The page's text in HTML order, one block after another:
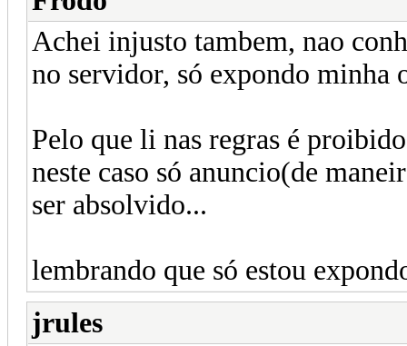
Achei injusto tambem, nao
no servidor, só expondo minha
Pelo que li nas regras é
neste caso só anuncio(de
ser absolvido...
lembrando que só estou
jrules